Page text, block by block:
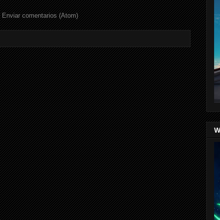
Enviar comentarios (Atom)